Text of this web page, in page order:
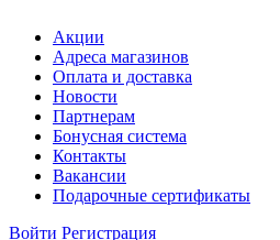
Акции
Адреса магазинов
Оплата и доставка
Новости
Партнерам
Бонусная система
Контакты
Вакансии
Подарочные сертификаты
Войти Регистрация